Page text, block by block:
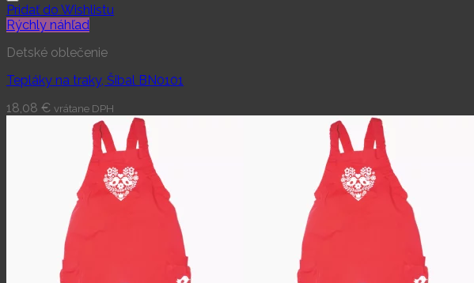
Pridať do Wishlistu
Rýchly náhľad
Detské oblečenie
Tepláky na traky, Šibal BN0101
18,08 € vrátane DPH